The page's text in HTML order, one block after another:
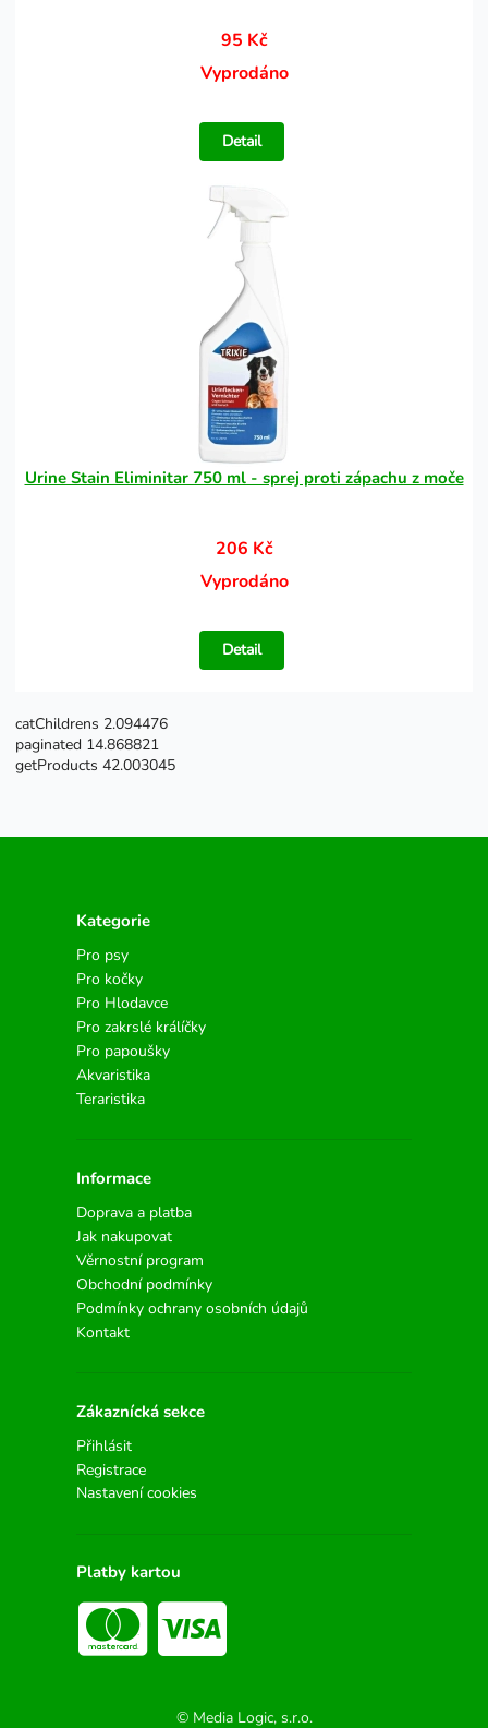
95 Kč
Vyprodáno
Detail
Urine Stain Eliminitar 750 ml - sprej proti zápachu z moče
206 Kč
Vyprodáno
Detail
catChildrens 2.094476
paginated 14.868821
getProducts 42.003045
Kategorie
Pro psy
Pro kočky
Pro Hlodavce
Pro zakrslé králíčky
Pro papoušky
Akvaristika
Teraristika
Informace
Doprava a platba
Jak nakupovat
Věrnostní program
Obchodní podmínky
Podmínky ochrany osobních údajů
Kontakt
Zákaznícká sekce
Přihlásit
Registrace
Nastavení cookies
Platby kartou
© Media Logic, s.r.o.